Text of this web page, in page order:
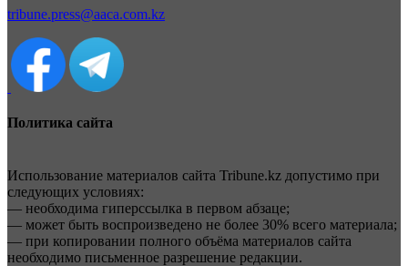
tribune.press@aaca.com.kz
Политика сайта
Использование материалов сайта Tribune.kz допустимо при
следующих условиях:
— необходима гиперссылка в первом абзаце;
— может быть воспроизведено не более 30% всего материала;
— при копировании полного объёма материалов сайта
необходимо письменное разрешение редакции.